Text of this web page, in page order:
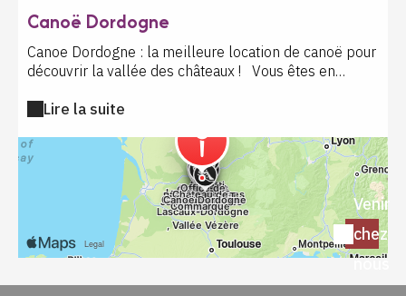
Canoë Dordogne
Canoe Dordogne : la meilleure location de canoë pour
découvrir la vallée des châteaux ! Vous êtes en
canoë en Dordogne ? Ne cherchez plus ! Canoe
meilleure descente en canoë sur la Dordogne, au
cœur d'un paysage exceptionnel entre nature
préservée et patrimoine historique. Située à
seulement 8 km de Sarlat, notre base de location de
canoë est le point de départ idéal pour une balade
inoubliable sur la Dordogne pour découvrir des
villages tel que La Roque Gageac, Beynac, Castelnaud
ou Domme. Pourquoi choisir Canoe Dordogne pour
Lire la suite
Venir
chez
nous